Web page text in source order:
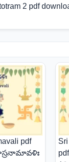
2 pdf
pdf